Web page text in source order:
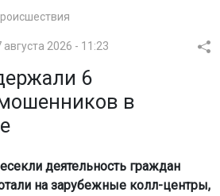
августа 2026 - 11:23
6
в
деятельность граждан
на зарубежные колл-центры,